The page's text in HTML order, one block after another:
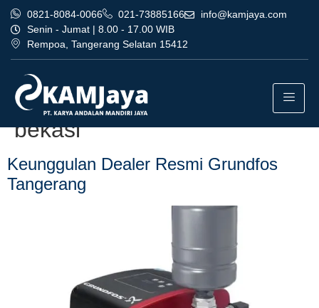
0821-8084-0066 021-73885166
info@kamjaya.com
Senin - Jumat | 8.00 - 17.00 WIB
Rempoa, Tangerang Selatan 15412
Tag:
resmi grundfos tangerang
bekasi
Keunggulan Dealer Resmi Grundfos
Tangerang